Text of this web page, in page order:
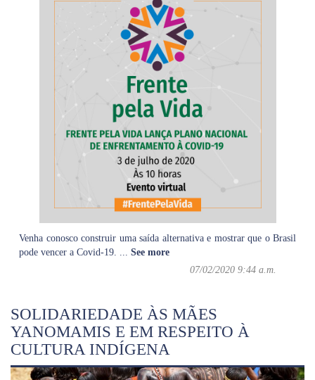
Venha conosco construir uma saída alternativa e mostrar que o Brasil
pode vencer a Covid-19. ... See more
07/02/2020 9:44 a.m.
SOLIDARIEDADE ÀS MÃES
YANOMAMIS E EM RESPEITO À
CULTURA INDÍGENA